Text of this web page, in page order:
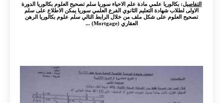
التفاصيل: بكالوريا علمي مادة علم الاحياء سوريا سلم تصحيح العلوم بكالوريا الدورة
الاولى لطلاب شهادة التعليم الثانوي الفرع العلمي سوريا يمكن الاطلاع على سلم
تصحيح العلوم على شكل ملف من خلال الرابط التالي سلم علوم بكالوريا الرهن
العقاري (Mortgage) ...